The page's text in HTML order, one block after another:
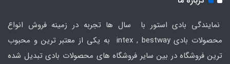
نمایندگی بادی استور با سال ها تجربه در زمینه فروش انواع
محصولات بادی intex , bestway به یکی از معتبر ترین و محبوب
ترین فروشگاه در بین سایر فروشگاه های محصولات بادی تبدیل شده